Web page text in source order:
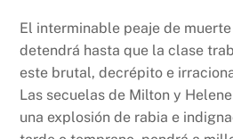
El interminable peaje de
detendrá hasta que la clase
este brutal, decrépito e
Las secuelas de Milton y
una explosión de rabia e